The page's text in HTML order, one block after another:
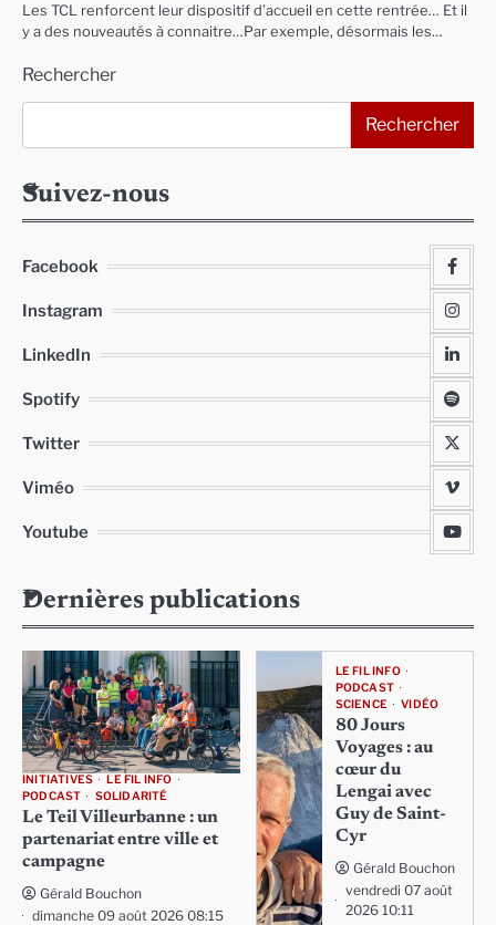
Les TCL renforcent leur dispositif d’accueil en cette rentrée… Et il
y a des nouveautés à connaitre…Par exemple, désormais les…
Rechercher
Rechercher
Suivez-nous
Facebook
Instagram
LinkedIn
Spotify
Twitter
Viméo
Youtube
Dernières publications
INITIATIVES
LE FIL INFO
PODCAST
SOLIDARITÉ
Le Teil Villeurbanne : un
partenariat entre ville et
campagne
Gérald Bouchon
dimanche 09 août 2026 08:15
LE FIL INFO
PODCAST
SCIENCE
VIDÉO
80 Jours
Voyages : au
cœur du
Lengai avec
Guy de Saint-
Cyr
Gérald Bouchon
vendredi 07 août
2026 10:11